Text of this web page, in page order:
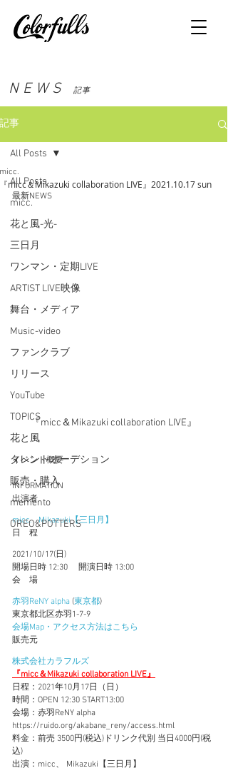
NEWS 記事
記事
All Posts
micc.
花と風-光-
三日月
ワンマン・定期LIVE
ARTIST LIVE映像
舞台・メディア
Music-video
ファンクラブ
リリース
YouTube
TOPICS
花と風
タレントオーデション
販売・購入
memento
OREO&POTTERS
All Posts
『micc＆Mikazuki collaboration LIVE』2021.10.17 sun
micc.
最新NEWS
『micc＆Mikazuki collaboration LIVE』
イベント概要
INFORMATION
出演者
micc. , Mikazuki【三日月】
日　程
2021/10/17(日)
開場日時 12:30　 開演日時 13:00
会　場
赤羽ReNY alpha (東京都)
東京都北区赤羽1-7-9
会場Map・アクセス方法はこちら
販売元
株式会社カラフルズ
『micc＆Mikazuki collaboration LIVE』
日程：2021年10月17日（日）
時間：OPEN 12:30 START13:00
会場：赤羽ReNY alpha
https://ruido.org/akabane_reny/access.html
料金：前売 3500円(税込)ドリンク代別 当日4000円(税
込)
出演：micc、 Mikazuki【三日月】